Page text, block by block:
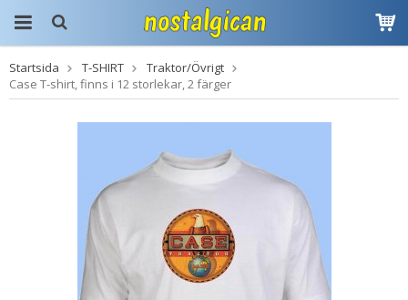
Produkten har blivit
tillagd i varukorgen
Startsida T-SHIRT
Traktor/Övrigt
Case T-shirt, finns i 12 storlekar, 2 färger